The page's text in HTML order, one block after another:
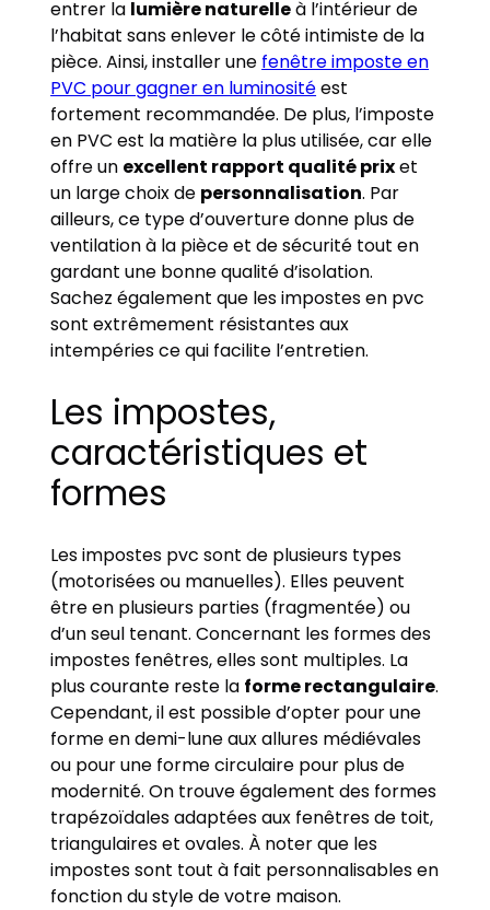
entrer la lumière naturelleà l’intérieur de
l’habitat sans enlever le côté intimiste de la
pièce. Ainsi, installer une fenêtre imposte en
PVC pour gagner en luminositéest
fortement recommandée. De plus, l’imposte
en PVC est la matière la plus utilisée, car elle
offre un excellent rapport qualité prixet
un large choix de personnalisation. Par
ailleurs, ce type d’ouverture donne plus de
ventilation à la pièce et de sécurité tout en
gardant une bonne qualité d’isolation.
Sachez également que les impostes en pvc
sont extrêmement résistantes aux
intempéries ce qui facilite l’entretien.
Les impostes,
caractéristiques et
formes
Les impostes pvc sont de plusieurs types
(motorisées ou manuelles). Elles peuvent
être en plusieurs parties (fragmentée) ou
d’un seul tenant. Concernant les formes des
impostes fenêtres, elles sont multiples. La
plus courante reste la forme rectangulaire.
Cependant, il est possible d’opter pour une
forme en demi-lune aux allures médiévales
ou pour une forme circulaire pour plus de
modernité. On trouve également des formes
trapézoïdales adaptées aux fenêtres de toit,
triangulaires et ovales. À noter que les
impostes sont tout à fait personnalisables en
fonction du style de votre maison.